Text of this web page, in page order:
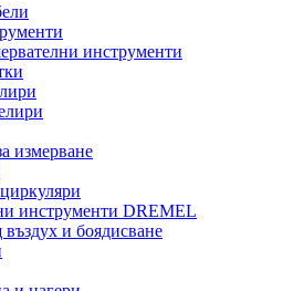
инструменти
измерване
инструменти DREMEL
и боядисване